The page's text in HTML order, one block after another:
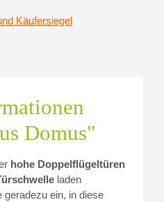
Domus"
hohe Doppelflügeltüren
laden
geradezu ein, in diese